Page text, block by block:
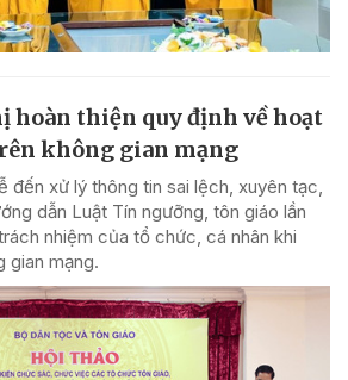
hoàn thiện quy định về hoạt
không gian mạng
đến xử lý thông tin sai lệch, xuyên tạc,
dẫn Luật Tín ngưỡng, tôn giáo lần
nhiệm của tổ chức, cá nhân khi
gian mạng.